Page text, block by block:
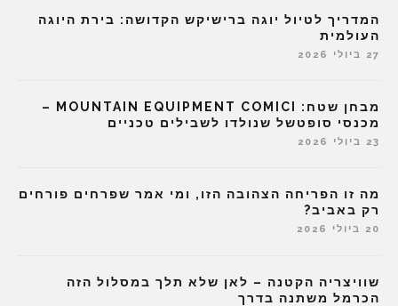
המדריך לטיול יוגה ברישיקש הקדושה: בירת היוגה
העולמית
27 ביולי 2026
מבחן שטח: MOUNTAIN EQUIPMENT COMICI –
מכנסי סופטשל שנולדו לשבילים טכניים
23 ביולי 2026
מה זו הפריחה הצהובה הזו, ומי אמר שפרחים פורחים
רק באביב?
20 ביולי 2026
שוויצריה הקטנה – לאן שלא תלך במסלול הזה
הכרמל משתנה בדרך